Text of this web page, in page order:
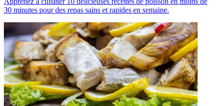
30 minutes pour des repas sains et rapides en semaine.